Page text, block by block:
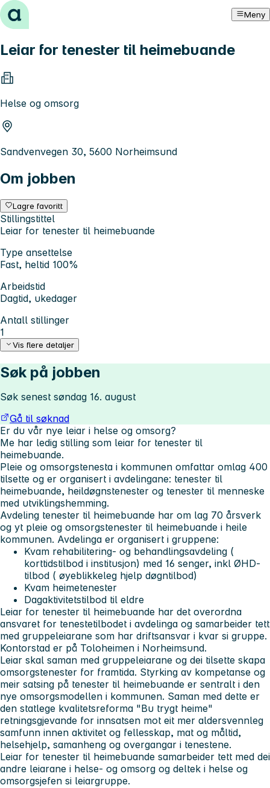
Hopp til innhold Meny
Leiar for tenester til heimebuande
Helse og omsorg
Sandvenvegen 30, 5600 Norheimsund
Om jobben
Lagre favoritt
Stillingstittel
Leiar for tenester til heimebuande
Type ansettelse
Fast, heltid 100%
Arbeidstid
Dagtid, ukedager
Antall stillinger
1
Vis flere detaljer
Søk på jobben
Søk senest søndag 16. august
Gå til søknad
Er du vår nye leiar i helse og omsorg?
Me har ledig stilling som leiar for tenester til
heimebuande.
Pleie og omsorgstenesta i kommunen omfattar omlag 400
tilsette og er organisert i avdelingane: tenester til
heimebuande, heildøgnstenester og tenester til menneske
med utviklingshemming.
Avdeling tenester til heimebuande har om lag 70 årsverk
og yt pleie og omsorgstenester til heimebuande i heile
kommunen. Avdelinga er organisert i gruppene:
Kvam rehabilitering- og behandlingsavdeling (
korttidstilbod i institusjon) med 16 senger, inkl ØHD-
tilbod ( øyeblikkeleg hjelp døgntilbod)
Kvam heimetenester
Dagaktivitetstilbod til eldre
Leiar for tenester til heimebuande har det overordna
ansvaret for tenestetilbodet i avdelinga og samarbeider tett
med gruppeleiarane som har driftsansvar i kvar si gruppe.
Kontorstad er på Toloheimen i Norheimsund.
Leiar skal saman med gruppeleiarane og dei tilsette skapa
omsorgstenester for framtida. Styrking av kompetanse og
meir satsing på tenester til heimebuande er sentralt i den
nye omsorgsmodellen i kommunen. Saman med dette er
den statlege kvalitetsreforma "Bu trygt heime"
retningsgjevande for innsatsen mot eit mer aldersvennleg
samfunn innen aktivitet og fellesskap, mat og måltid,
helsehjelp, samanheng og overgangar i tenestene.
Leiar for tenester til heimebuande samarbeider tett med dei
andre leiarane i helse- og omsorg og deltek i helse og
omsorgsjefen si leiargruppe.